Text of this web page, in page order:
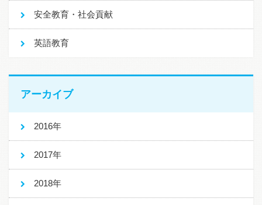
安全教育・社会貢献
英語教育
アーカイブ
2016年
2017年
2018年